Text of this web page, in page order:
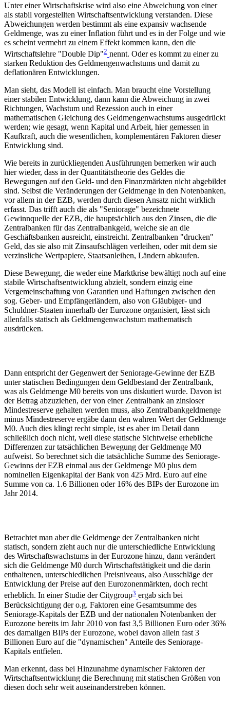
Unter einer Wirtschaftskrise wird also eine Abweichung von einer
als stabil vorgestellten Wirtschaftsentwicklung verstanden. Diese
Abweichungen werden bestimmt als eine expansiv wachsende
Geldmenge, was zu einer Inflation führt und es in der Folge und wie
es scheint vermehrt zu einem Effekt kommen kann, den die
Wirtschaftslehre "Double Dip"2 nennt. Oder es kommt zu einer zu
starken Reduktion des Geldmengenwachstums und damit zu
deflationären Entwicklungen.
Man sieht, das Modell ist einfach. Man braucht eine Vorstellung
einer stabilen Entwicklung, dann kann die Abweichung in zwei
Richtungen, Wachstum und Rezession auch in einer
mathematischen Gleichung des Geldmengenwachstums ausgedrückt
werden; wie gesagt, wenn Kapital und Arbeit, hier gemessen in
Kaufkraft, auch die wesentlichen, komplementären Faktoren dieser
Entwicklung sind.
Wie bereits in zurückliegenden Ausführungen bemerken wir auch
hier wieder, dass in der Quantitätstheorie des Geldes die
Bewegungen auf den Geld- und den Finanzmärkten nicht abgebildet
sind. Selbst die Veränderungen der Geldmenge in den Notenbanken,
vor allem in der EZB, werden durch diesen Ansatz nicht wirklich
erfasst. Das trifft auch die als "Seniorage" bezeichnete
Gewinnquelle der EZB, die hauptsächlich aus den Zinsen, die die
Zentralbanken für das Zentralbankgeld, welche sie an die
Geschäftsbanken ausreicht, einstreicht. Zentralbanken "drucken"
Geld, das sie also mit Zinsaufschlägen verleihen, oder mit dem sie
verzinsliche Wertpapiere, Staatsanleihen, Ländern abkaufen.
Diese Bewegung, die weder eine Marktkrise bewältigt noch auf eine
stabile Wirtschaftsentwicklung abzielt, sondern einzig eine
Vergemeinschaftung von Garantien und Haftungen zwischen den
sog. Geber- und Empfängerländern, also von Gläubiger- und
Schuldner-Staaten innerhalb der Eurozone organisiert, lässt sich
allenfalls statisch als Geldmengenwachstum mathematisch
ausdrücken.
Dann entspricht der Gegenwert der Seniorage-Gewinne der EZB
unter statischen Bedingungen dem Geldbestand der Zentralbank,
was als Geldmenge M0 bereits von uns diskutiert wurde. Davon ist
der Betrag abzuziehen, der von einer Zentralbank an zinsloser
Mindestreserve gehalten werden muss, also Zentralbankgeldmenge
minus Mindestreserve ergäbe dann den wahren Wert der Geldmenge
M0. Auch dies klingt recht simple, ist es aber im Detail dann
schließlich doch nicht, weil diese statische Sichtweise erhebliche
Differenzen zur tatsächlichen Bewegung der Geldmenge M0
aufweist. So berechnet sich die tatsächliche Summe des Seniorage-
Gewinns der EZB einmal aus der Geldmenge M0 plus dem
nominellen Eigenkapital der Bank von 425 Mrd. Euro auf eine
Summe von ca. 1.6 Billionen oder 16% des BIPs der Eurozone im
Jahr 2014.
Betrachtet man aber die Geldmenge der Zentralbanken nicht
statisch, sondern zieht auch nur die unterschiedliche Entwicklung
des Wirtschaftswachstums in der Eurozone hinzu, dann verändert
sich die Geldmenge M0 durch Wirtschaftstätigkeit und die darin
enthaltenen, unterschiedlichen Preisniveaus, also Ausschläge der
Entwicklung der Preise auf den Eurozonenmärkten, doch recht
erheblich. In einer Studie der Citygroup3 ergab sich bei
Berücksichtigung der o.g. Faktoren eine Gesamtsumme des
Seniorage-Kapitals der EZB und der nationalen Notenbanken der
Eurozone bereits im Jahr 2010 von fast 3,5 Billionen Euro oder 36%
des damaligen BIPs der Eurozone, wobei davon allein fast 3
Billionen Euro auf die "dynamischen" Anteile des Seniorage-
Kapitals entfielen.
Man erkennt, dass bei Hinzunahme dynamischer Faktoren der
Wirtschaftsentwicklung die Berechnung mit statischen Größen von
diesen doch sehr weit auseinanderstreben können.